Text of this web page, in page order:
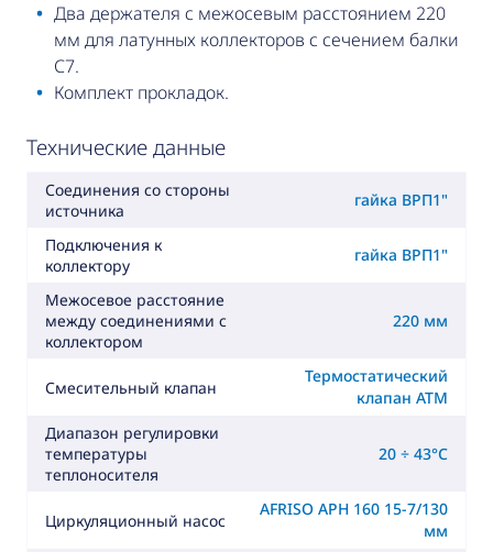
Два держателя с межосевым расстоянием 220
мм для латунных коллекторов с сечением балки
C7.
Комплект прокладок.
Технические данные
Соединения со стороны
источника
гайка ВРП1"
Подключения к
коллектору
гайка ВРП1"
Межосевое расстояние
между соединениями с
коллектором
220 мм
Смесительный клапан
Термостатический
клапан ATM
Диапазон регулировки
температуры
теплоносителя
20 ÷ 43°C
Циркуляционный насос
AFRISO APH 160 15-7/130
мм